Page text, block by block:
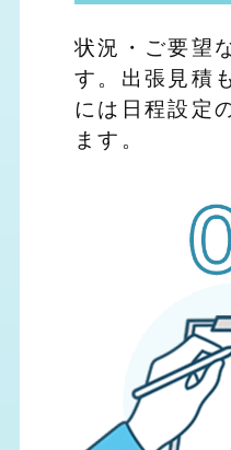
状況・ご要望
す。出張見積
には日程設定
ます。